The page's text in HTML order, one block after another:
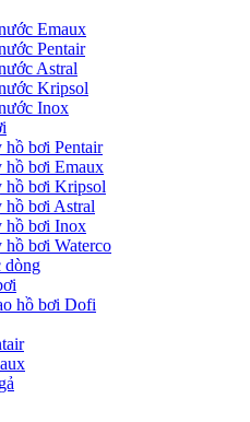
Emaux
Pentair
Astral
Kripsol
Inox
hồ bơi Pentair
hồ bơi Emaux
hồ bơi Kripsol
hồ bơi Astral
hồ bơi Inox
hồ bơi Waterco
dòng
hồ bơi Dofi